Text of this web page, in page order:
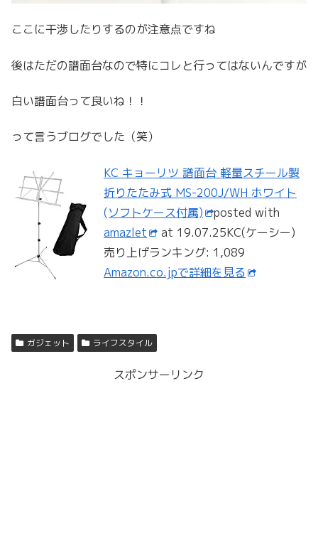
ここに干渉したりするのが注意点ですね
後はただの譜面台なので特にコレと行ってはないんですが
白い譜面台って良いね！！
って言うブログでした（笑）
KC キョーリツ 譜面台 軽量スチール製
折りたたみ式 MS-200J/WH ホワイト
(ソフトケース付属)
posted with
amazlet
at 19.07.25KC(ケーシー)
売り上げランキング: 1,089
Amazon.co.jpで詳細を見る
ガジェット ライフスタイル
スポンサーリンク